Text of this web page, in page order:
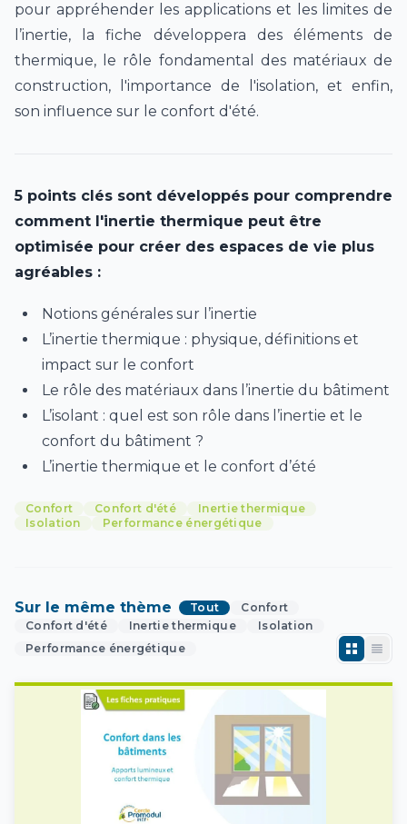
pour appréhender les applications et les limites de
l’inertie, la fiche développera des éléments de
thermique, le rôle fondamental des matériaux de
construction, l'importance de l'isolation, et enfin,
son influence sur le confort d'été.
5 points clés sont développés pour comprendre
comment l'inertie thermique peut être
optimisée pour créer des espaces de vie plus
agréables :
Notions générales sur l’inertie
L’inertie thermique : physique, définitions et
impact sur le confort
Le rôle des matériaux dans l’inertie du bâtiment
L’isolant : quel est son rôle dans l’inertie et le
confort du bâtiment ?
L’inertie thermique et le confort d’été
Confort Confort d'été
Inertie thermique
Isolation
Performance énergétique
Sur le même thème Tout
Confort
Confort d'été
Inertie thermique
Isolation
Performance énergétique